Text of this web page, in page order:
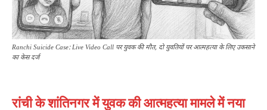
Ranchi Suicide Case: Live Video Call पर युवक की मौत, दो युवतियों पर आत्महत्या के लिए उकसाने
का केस दर्ज
रांची के शांतिनगर में युवक की आत्महत्या मामले में नया